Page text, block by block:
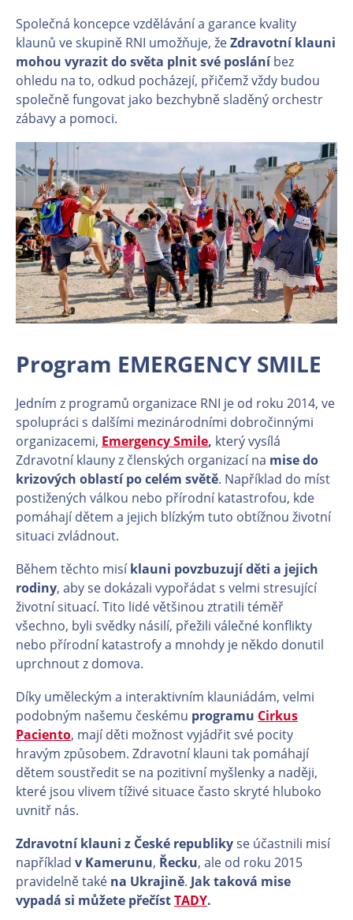
Společná koncepce vzdělávání a garance kvality
klaunů ve skupině RNI umožňuje, žeZdravotní klauni
mohou vyrazit do světa plnit své posláníbez
ohledu na to, odkud pocházejí, přičemž vždy budou
společně fungovat jako bezchybně sladěný orchestr
zábavy a pomoci.
Program EMERGENCY SMILE
Jedním z programů organizace RNI je od roku 2014, ve
spolupráci s dalšími mezinárodními dobročinnými
organizacemi, Emergency Smile, který vysílá
Zdravotní klauny z členských organizací na mise do
krizových oblastí po celém světě. Například do míst
postižených válkou nebo přírodní katastrofou, kde
pomáhají dětem a jejich blízkým tuto obtížnou životní
situaci zvládnout.
Během těchto misíklauni povzbuzují děti a jejich
rodiny, aby se dokázali vypořádat s velmi stresující
životní situací. Tito lidé většinou ztratili téměř
všechno, byli svědky násilí, přežili válečné konflikty
nebo přírodní katastrofy a mnohdy je někdo donutil
uprchnout z domova.
Díky uměleckým a interaktivním klauniádám, velmi
podobným našemu českému programu Cirkus
Paciento, mají děti možnost vyjádřit své pocity
hravým způsobem. Zdravotní klauni tak pomáhají
dětem soustředit se na pozitivní myšlenky a naději,
které jsou vlivem tíživé situace často skryté hluboko
uvnitř nás.
Zdravotní klauni z České republikyse účastnili misí
například v Kamerunu, Řecku, ale od roku 2015
pravidelně také na Ukrajině. Jak taková mise
vypadá si můžete přečístTADY.